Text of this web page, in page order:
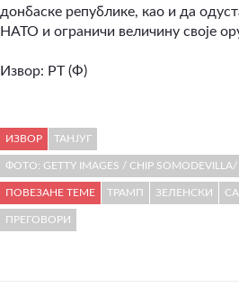
донбаске републике, као и да
НАТО и ограничи величину своје
Извор: РТ (Ф)
ИЗВОР ТАНЈУГ
ФОТО: GETTY IMAGES / CHIP SOMODEVILLA/
ПОВЕЗАНЕ ТЕМЕ ТРАМП ЗЕЛЕНСКИ
ПРЕГОВОРИ